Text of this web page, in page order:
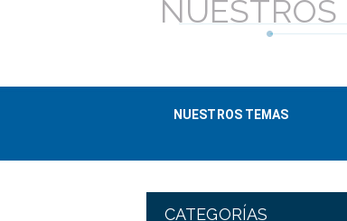
NUESTROS
NUESTROS TEMAS
CATEGORÍAS